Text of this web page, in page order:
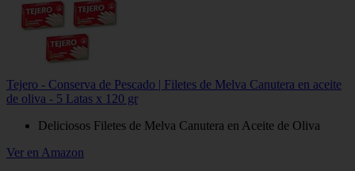
Tejero - Conserva de Pescado | Filetes de Melva Canutera en aceite
de oliva - 5 Latas x 120 gr
Deliciosos Filetes de Melva Canutera en Aceite de Oliva
Ver en Amazon